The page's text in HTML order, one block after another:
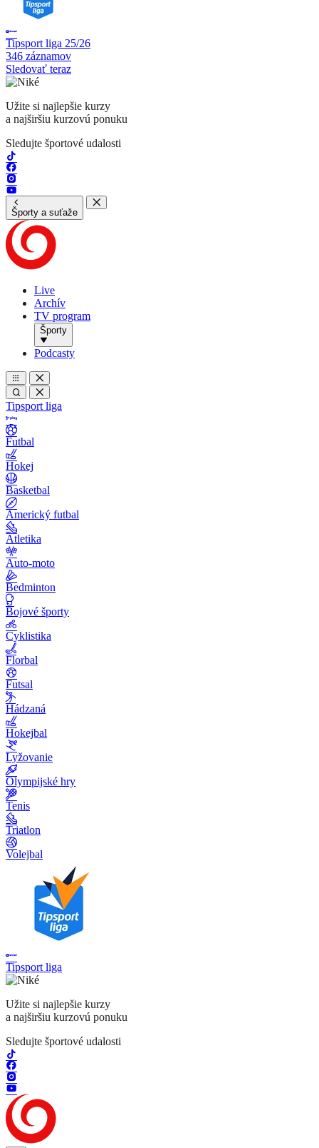
Tipsport liga 25/26
346 záznamov
Sledovať teraz
Užite si najlepšie kurzy
a najširšiu kurzovú ponuku
Sledujte športové udalosti
Športy a suťaže
Live
Archív
TV program
Športy
Podcasty
Tipsport liga
Futbal
Hokej
Basketbal
Americký futbal
Atletika
Auto-moto
Bedminton
Bojové športy
Cyklistika
Florbal
Futsal
Hádzaná
Hokejbal
Lyžovanie
Olympijské hry
Tenis
Triatlon
Volejbal
Tipsport liga
Užite si najlepšie kurzy
a najširšiu kurzovú ponuku
Sledujte športové udalosti